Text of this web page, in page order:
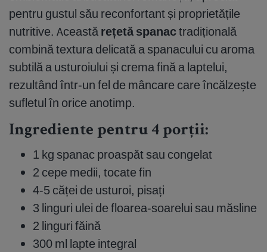
pentru gustul său reconfortant și proprietățile
nutritive. Această rețetă spanactradițională
combină textura delicată a spanacului cu aroma
subtilă a usturoiului și crema fină a laptelui,
rezultând într-un fel de mâncare care încălzește
sufletul în orice anotimp.
Ingrediente pentru 4 porții:
1 kg spanac proaspăt sau congelat
2 cepe medii, tocate fin
4-5 căței de usturoi, pisați
3 linguri ulei de floarea-soarelui sau măsline
2 linguri făină
300 ml lapte integral